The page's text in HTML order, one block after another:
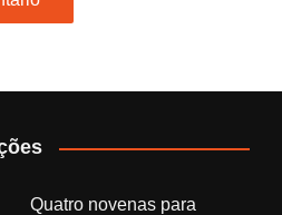
Quatro novenas para